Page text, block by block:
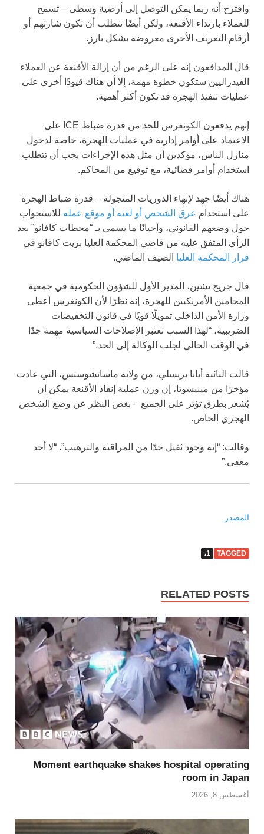
واقترح أنه ربما يمكن التوصل إلى أرضية وسطى – تسمح
للعملاء بارتداء الأقنعة، ولكن أيضًا تتطلب أن تكون شارتهم أو
أرقام التعريف الأخرى معروضة بشكل بارز.
قال المدافعون إنه على الرغم من أن إزالة الأقنعة عن العملاء
الفيدراليين ستكون خطوة مهمة، إلا أن هناك قيودًا أخرى على
عمليات تنفيذ الهجرة قد تكون أكثر أهمية.
إنهم يدفعون الكونغرس للحد من قدرة ضباط ICE على
الاعتماد على أوامر إدارية في عمليات الهجرة، خاصة لدخول
منازل الناس، مؤكدين أن مثل هذه الإجراءات يجب أن تتطلب
استخدام أوامر قضائية، مع توقيع من المحاكم.
هناك أيضًا جهد لإنهاء الدوريات المتجولة – قدرة ضباط الهجرة
على استخدام عرق الشخص أو لغته أو موقع عمله للاستجواب
حول وضعهم القانوني، وأحيانًا ما يسمى بـ “محطات كافانو” بعد
الرأي المتفق عليه من قاضي المحكمة العليا بريت كافانو في
قرار المحكمة العليا الصيف الماضي.
قال جريج تشين، المدير الأول للشؤون الحكومية في جمعية
المحامين الأمريكيين للهجرة، إنه نظرًا لأن الكونغرس أعطى
وزارة الأمن الداخلي تمويلًا قويًا في قانون التخفيضات
الضريبية، “لهذا السبب تعتبر الإصلاحات السياسية مهمة جدًا
في الوقت الحالي لجلب الوكالة إلى الحد.”
قالت النائبة أيانا بريسلي، من ولاية ماساتشوستس، التي عادت
مؤخرًا من مينيسوتا، إن وزن عملية إنفاذ الأقنعة يمكن أن
يُشعر بطرق تؤثر على الجميع – بغض النظر عن وضع الشخص
الهجري الخاص.
وقالت: “إنه وجود ثقيل جدًا من المراقبة والترهيب”. “لا أحد
معفى.”
المصدر
TAGGED 1،
RELATED POSTS
Moment earthquake shakes hospital operating
room in Japan
أغسطس 8, 2026